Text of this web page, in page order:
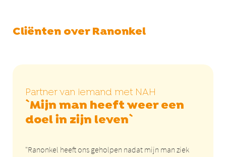
Cliënten over Ranonkel
Partner van iemand met NAH
`Mijn man heeft weer een
doel in zijn leven`
"Ranonkel heeft ons geholpen nadat mijn man ziek